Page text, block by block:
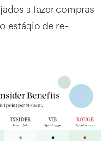
a fazer compras
estágio de re-